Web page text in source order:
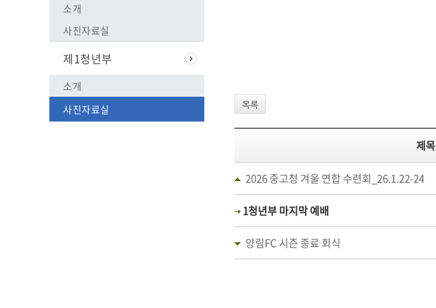
소개
사진자료실
제1청년부
소개
사진자료실
목록
제목
2026 중고청 겨울 연합 수련회_26.1.22-24
1청년부 마지막 예배
양림FC 시즌 종료 회식